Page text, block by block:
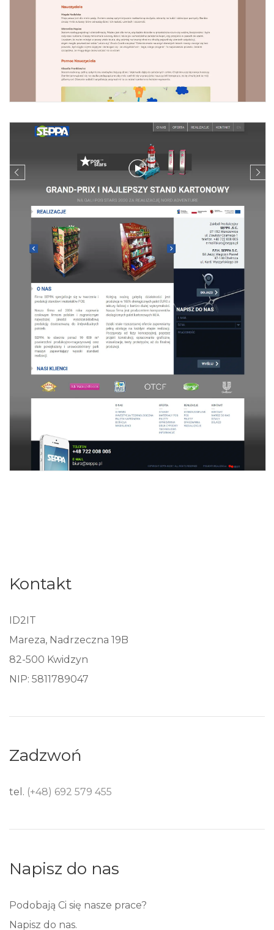
Kontakt
ID2IT
Mareza, Nadrzeczna 19B
82-500 Kwidzyn
NIP: 5811789047
Zadzwoń
tel. (+48) 692 579 455
Napisz do nas
Podobają Ci się nasze prace?
Napisz do nas.